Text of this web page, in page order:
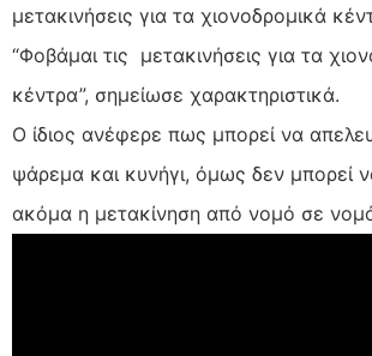
μετακινήσεις για τα χιονοδρομικά
“Φοβάμαι τις μετακινήσεις για τα
κέντρα”, σημείωσε χαρακτηριστικά.
Ο ίδιος ανέφερε πως μπορεί να
ψάρεμα και κυνήγι, όμως δεν μπορεί
ακόμα η μετακίνηση από νομό σε